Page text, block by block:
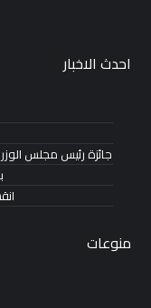
احدث الاخبار
جائزة رئيس مجلس
منوعات